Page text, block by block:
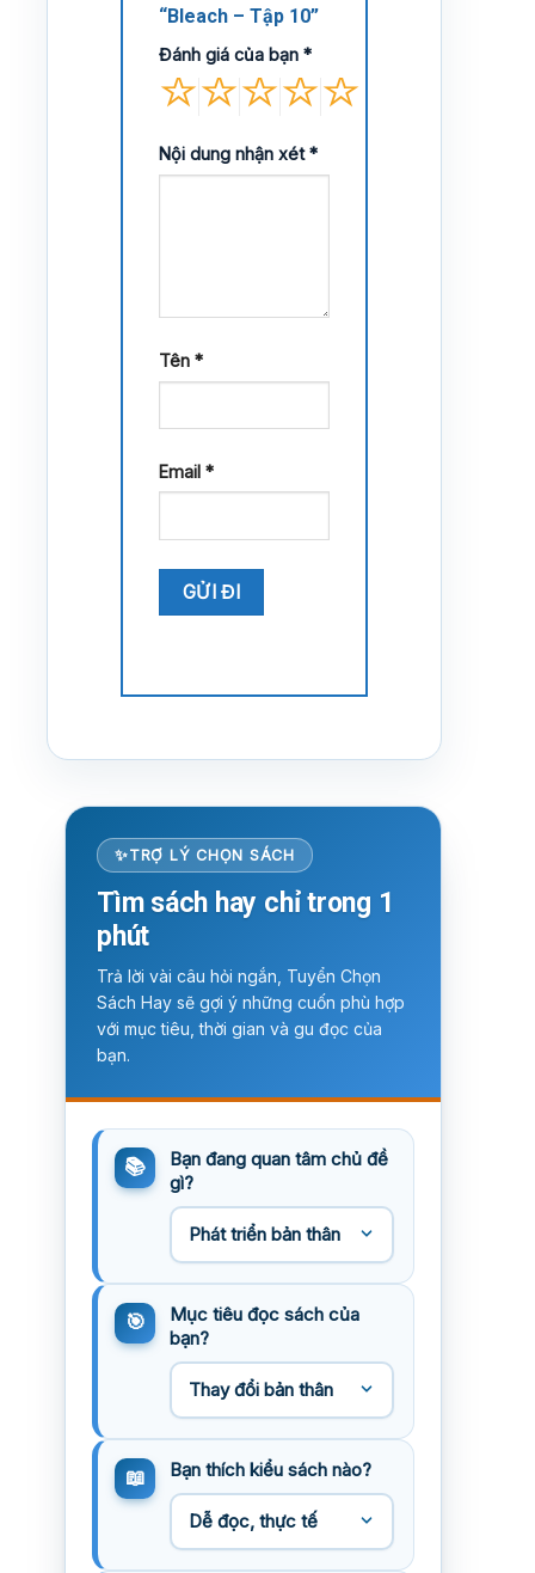
“Bleach – Tập 10”
Đánh giá của bạn *
Nội dung nhận xét*
Tên *
Email *
TRỢ LÝ CHỌN SÁCH
Tìm sách hay chỉ trong 1
phút
Trả lời vài câu hỏi ngắn, Tuyển Chọn
Sách Hay sẽ gợi ý những cuốn phù hợp
với mục tiêu, thời gian và gu đọc của
bạn.
Bạn đang quan tâm chủ đề
gì?
Mục tiêu đọc sách của
bạn?
Bạn thích kiểu sách nào?